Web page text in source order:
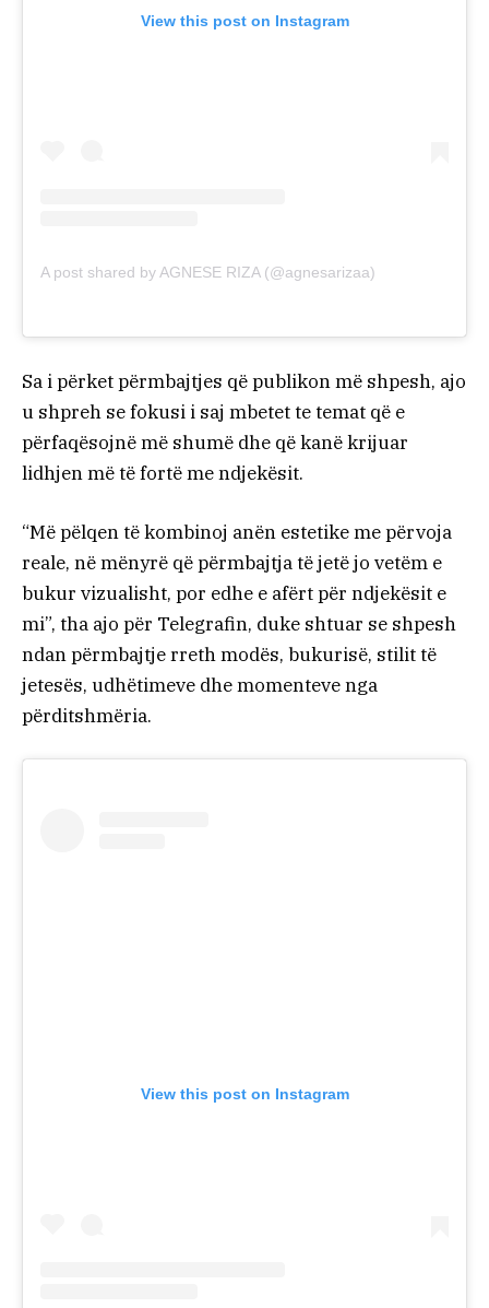
View this post on Instagram
A post shared by AGNESE RIZA (@agnesarizaa)
Sa i përket përmbajtjes që publikon më shpesh, ajo
u shpreh se fokusi i saj mbetet te temat që e
përfaqësojnë më shumë dhe që kanë krijuar
lidhjen më të fortë me ndjekësit.
“Më pëlqen të kombinoj anën estetike me përvoja
reale, në mënyrë që përmbajtja të jetë jo vetëm e
bukur vizualisht, por edhe e afërt për ndjekësit e
mi”, tha ajo për Telegrafin, duke shtuar se shpesh
ndan përmbajtje rreth modës, bukurisë, stilit të
jetesës, udhëtimeve dhe momenteve nga
përditshmëria.
View this post on Instagram